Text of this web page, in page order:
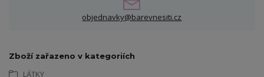
objednavky@barevnesiti.cz
Zboží zařazeno v kategoriích
LÁTKY